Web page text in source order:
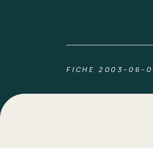
FICHE 2003-06-